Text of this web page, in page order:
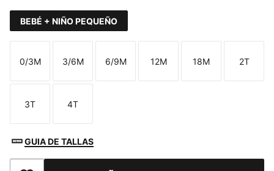
BEBÉ + NIÑO PEQUEÑO
Talla
0/3M
Talla
3/6M
Talla
6/9M
Talla
12M
Talla
18M
Talla
2T
Talla
3T
Talla
4T
GUIA DE TALLAS